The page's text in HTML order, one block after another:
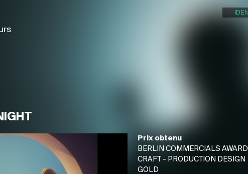
Prix obtenu
BERLIN COMMERCIALS AWARD
CRAFT - PRODUCTION DESIGN
GOLD